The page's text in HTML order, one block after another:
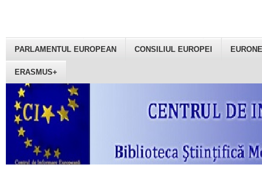
PARLAMENTUL EUROPEAN CONSILIUL EUROPEI
ERASMUS+